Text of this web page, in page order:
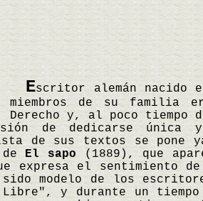
Escritor alemán nacido
miembros de su familia
Derecho y, al poco
de dedicarse única
de sus textos se pone
El sapo (1889), que
expresa el sentimiento
sido modelo de los
Libre", y durante un